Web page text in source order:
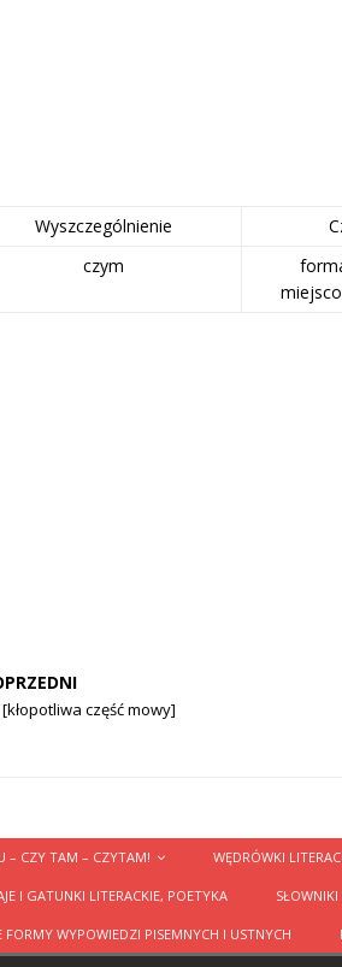
Wyszczególnienie
czym
część mowy]
– CZY TAM – CZYTAM! WĘDRÓWKI
I GATUNKI LITERACKIE, POETYKA
FORMY WYPOWIEDZI PISEMNYCH I USTNYCH